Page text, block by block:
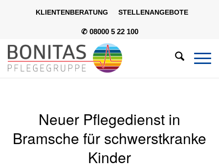
KLIENTENBERATUNG STELLENANGEBOTE
✆ 08000 5 22 100
Neuer Pflegedienst in
Bramsche für schwerstkranke
Kinder